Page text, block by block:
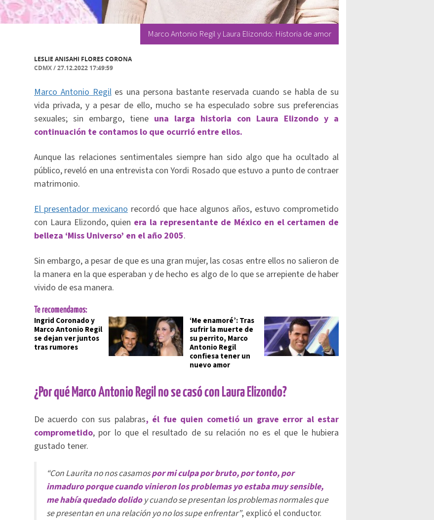
Marco Antonio Regil y Laura Elizondo: Historia de amor
LESLIE ANISAHI FLORES CORONA
CDMX/27.12.2022 17:49:59
Marco Antonio Regiles una persona bastante reservada cuando se habla de su
vida privada, y a pesar de ello, mucho se ha especulado sobre sus preferencias
sexuales; sin embargo, tiene una larga historia con Laura Elizondo y a
continuación te contamos lo que ocurrió entre ellos.
Aunque las relaciones sentimentales siempre han sido algo que ha ocultado al
público, reveló en una entrevista con Yordi Rosado que estuvo a punto de contraer
matrimonio.
El presentador mexicano recordó que hace algunos años, estuvo comprometido
con Laura Elizondo, quien era la representante de México en el certamen de
belleza ‘Miss Universo’ en el año 2005.
Sin embargo, a pesar de que es una gran mujer, las cosas entre ellos no salieron de
la manera en la que esperaban y de hecho es algo de lo que se arrepiente de haber
vivido de esa manera.
Te recomendamos:
Ingrid Coronado y
Marco Antonio Regil
se dejan ver juntos
tras rumores
‘Me enamoré’: Tras
sufrir la muerte de
su perrito, Marco
Antonio Regil
confiesa tener un
nuevo amor
¿Por qué Marco Antonio Regil no se casó con Laura Elizondo?
De acuerdo con sus palabras, él fue quien cometió un grave error al estar
comprometido, por lo que el resultado de su relación no es el que le hubiera
gustado tener.
“Con Laurita no nos casamospor mi culpa por bruto, por tonto, por
inmaduro porque cuando vinieron los problemas yo estaba muy sensible,
me había quedado dolidoy cuando se presentan los problemas normales que
se presentan en una relación yo no los supe enfrentar”, explicó el conductor.